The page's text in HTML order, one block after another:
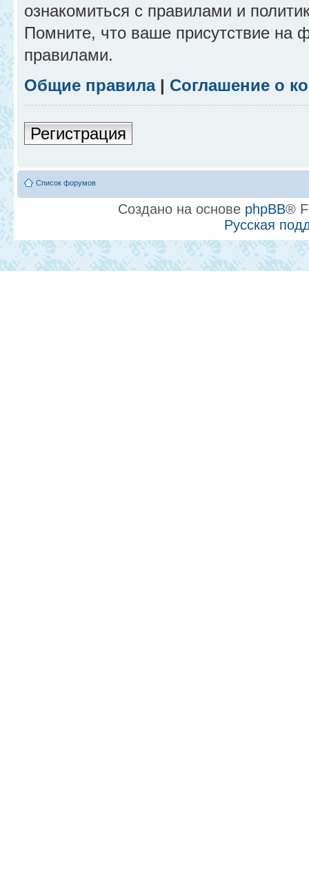
ознакомиться с правилами и
Помните, что ваше присутствие на
правилами.
Общие правила| Соглашение о
Регистрация
Список форумов
Создано на основе phpBB®
Русская